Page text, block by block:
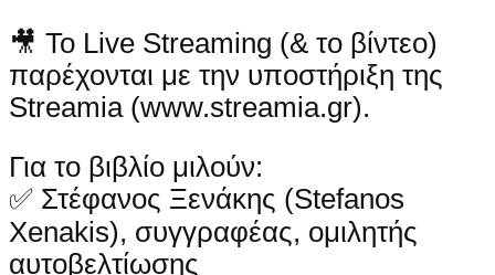
🎥 Το Live Streaming (& το βίντεο)
παρέχονται με την υποστήριξη της
Streamia (www.streamia.gr).
Για το βιβλίο μιλούν:
✅ Στέφανος Ξενάκης (Stefanos
Xenakis), συγγραφέας, ομιλητής
αυτοβελτίωσης